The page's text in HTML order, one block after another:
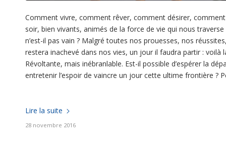
Comment vivre, comment rêver, comment désirer,
soir, bien vivants, animés de la force de vie qui nous
n’est-il pas vain ? Malgré toutes nos prouesses, nos
restera inachevé dans nos vies, un jour il faudra partir :
Révoltante, mais inébranlable. Est-il possible d’espérer la
entretenir l’espoir de vaincre un jour cette ultime frontière ?
Lire la suite
28 novembre 2016